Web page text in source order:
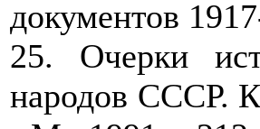
документов
25. Очерки
народов СССР.